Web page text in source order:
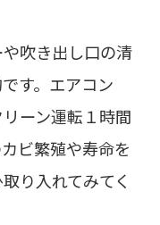
吹き出し口の清
す。エアコン
ーン運転１時間
ビ繁殖や寿命を
り入れてみてく